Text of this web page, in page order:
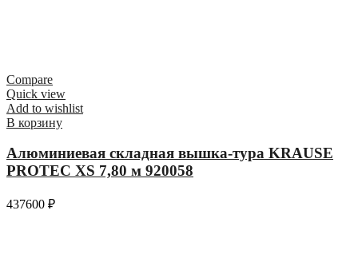
Compare
Quick view
Add to wishlist
В корзину
Алюминиевая складная вышка-тура KRAUSE
PROTEC XS 7,80 м 920058
437600 ₽